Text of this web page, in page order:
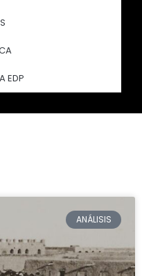
EDP
ANÁLISIS